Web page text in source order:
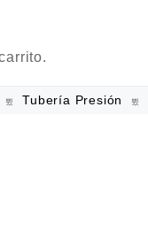
Tubería Presión